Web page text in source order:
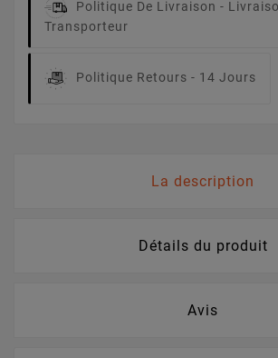
Politique De Livraison -
Transporteur
Politique Retours - 14 Jours
La description
Détails du produit
Avis